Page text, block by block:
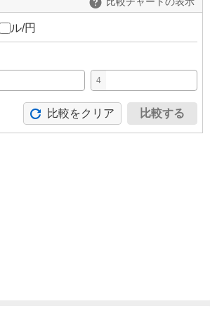
ル/円
4
比較をクリア 比較する